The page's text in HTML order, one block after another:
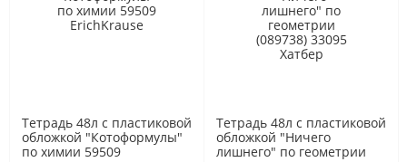
Тетрадь 48л с пластиковой
обложкой "Котоформулы"
по химии 59509
Тетрадь 48л с пластиковой
обложкой "Ничего
лишнего" по геометрии